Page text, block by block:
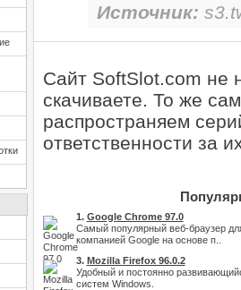
Источник:
Сайт SoftSlot.com не
скачиваете. То же
распространяем
ответственности за
1. Google Chrome 97.0
Самый популярный веб-браузер
компанией Google на основе п..
3. Mozilla Firefox 96.0.2
Удобный и постоянно
систем Windows.